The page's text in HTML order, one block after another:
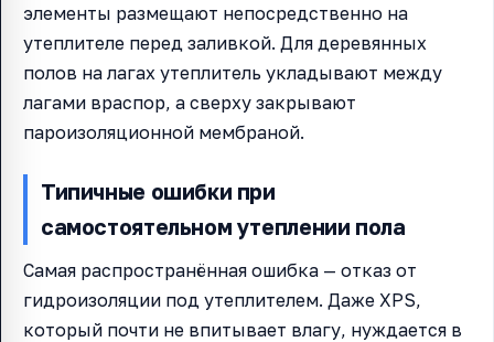
элементы размещают непосредственно на
утеплителе перед заливкой. Для деревянных
полов на лагах утеплитель укладывают между
лагами враспор, а сверху закрывают
пароизоляционной мембраной.
Типичные ошибки при
самостоятельном утеплении пола
Самая распространённая ошибка — отказ от
гидроизоляции под утеплителем. Даже XPS,
который почти не впитывает влагу, нуждается в